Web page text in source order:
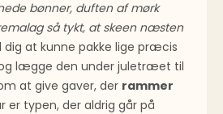
bønner, duften af mørk
så tykt, at skeen næsten
dig at kunne pakke lige præcis
lægge den under juletræet til
at give gaver, der rammer
er typen, der aldrig går på